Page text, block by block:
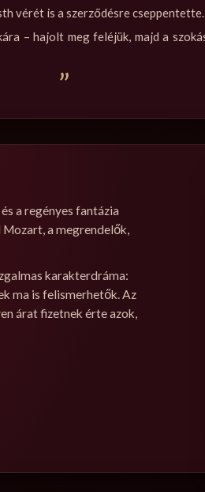
vérét is a szerződésre cseppentette.
– hajolt meg feléjük, majd a
”
a regényes fantázia
a megrendelők,
karakterdráma:
ma is felismerhetők. Az
árat fizetnek érte azok,